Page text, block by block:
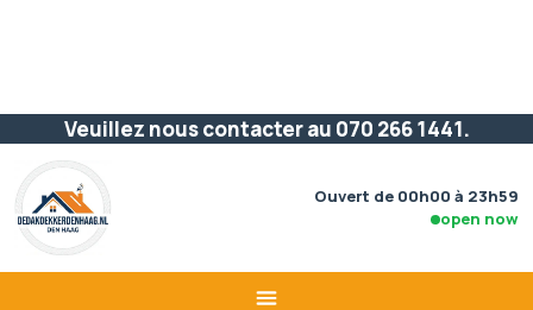
contenu
Veuillez nous contacter au 070 266 1441.
Ouvert de 00h00 à 23h59
open now